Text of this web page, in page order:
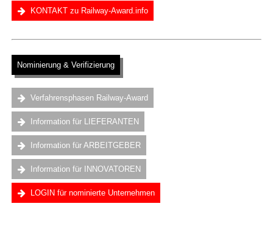
KONTAKT zu Railway-Award.info
Nominierung & Verifizierung
Verfahrensphasen Railway-Award
Information für LIEFERANTEN
Information für ARBEITGEBER
Information für INNOVATOREN
LOGIN für nominierte Unternehmen